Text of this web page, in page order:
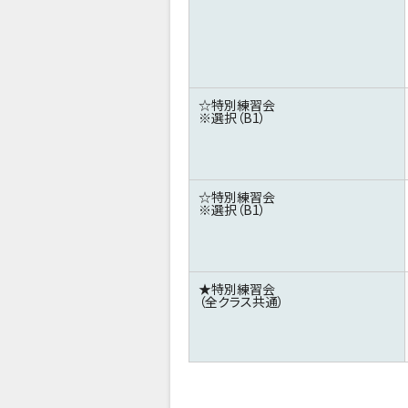
☆特別練習会
※選択（B1）
☆特別練習会
※選択（B1）
★特別練習会
（全クラス共通）